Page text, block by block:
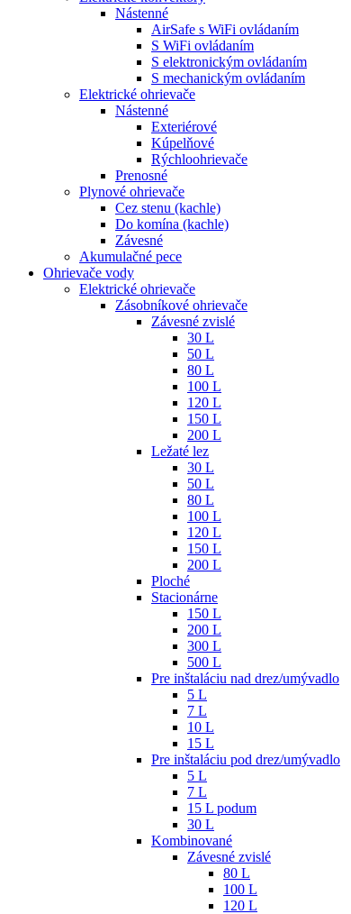
Nástenné
AirSafe s WiFi ovládaním
S WiFi ovládaním
S elektronickým ovládaním
S mechanickým ovládaním
Elektrické ohrievače
Nástenné
Exteriérové
Kúpelňové
Rýchloohrievače
Prenosné
Plynové ohrievače
Cez stenu (kachle)
Do komína (kachle)
Závesné
Akumulačné pece
Ohrievače vody
Elektrické ohrievače
Zásobníkové ohrievače
Závesné zvislé
30 L
50 L
80 L
100 L
120 L
150 L
200 L
Ležaté lez
30 L
50 L
80 L
100 L
120 L
150 L
200 L
Ploché
Stacionárne
150 L
200 L
300 L
500 L
Pre inštaláciu nad drez/umývadlo
5 L
7 L
10 L
15 L
Pre inštaláciu pod drez/umývadlo
5 L
7 L
15 L podum
30 L
Kombinované
Závesné zvislé
80 L
100 L
120 L